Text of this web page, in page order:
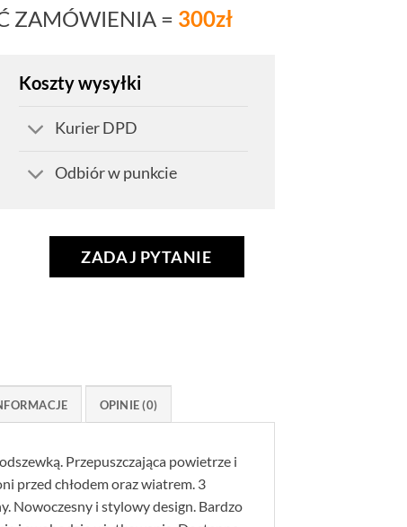
ZAMÓWIENIA = 300zł
Koszty wysyłki
Kurier DPD
Odbiór w punkcie
ZADAJ PYTANIE
OPINIE (0)
Przepuszczająca powietrze i
przed chłodem oraz wiatrem. 3
Nowoczesny i stylowy design. Bardzo